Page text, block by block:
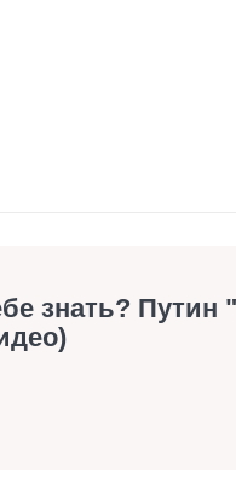
знать? Путин